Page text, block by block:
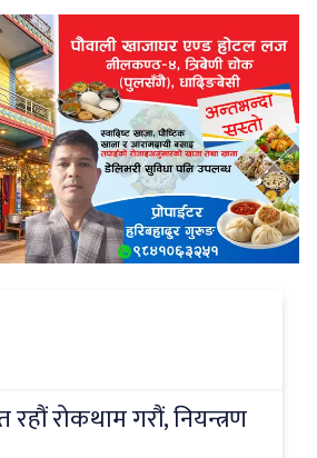
रहौं रोकथाम गरौं, नियन्त्रण